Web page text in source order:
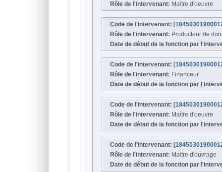
Rôle de l'intervenant: Maître d'oeuvre
Code de l'intervenant:
Rôle de l'intervenant: Producteur de
Date de début de la fonction par
Code de l'intervenant:
Rôle de l'intervenant: Financeur
Date de début de la fonction par
Code de l'intervenant:
Rôle de l'intervenant: Maître d'oeuvre
Date de début de la fonction par
Code de l'intervenant:
Rôle de l'intervenant: Maître d'ouvrage
Date de début de la fonction par